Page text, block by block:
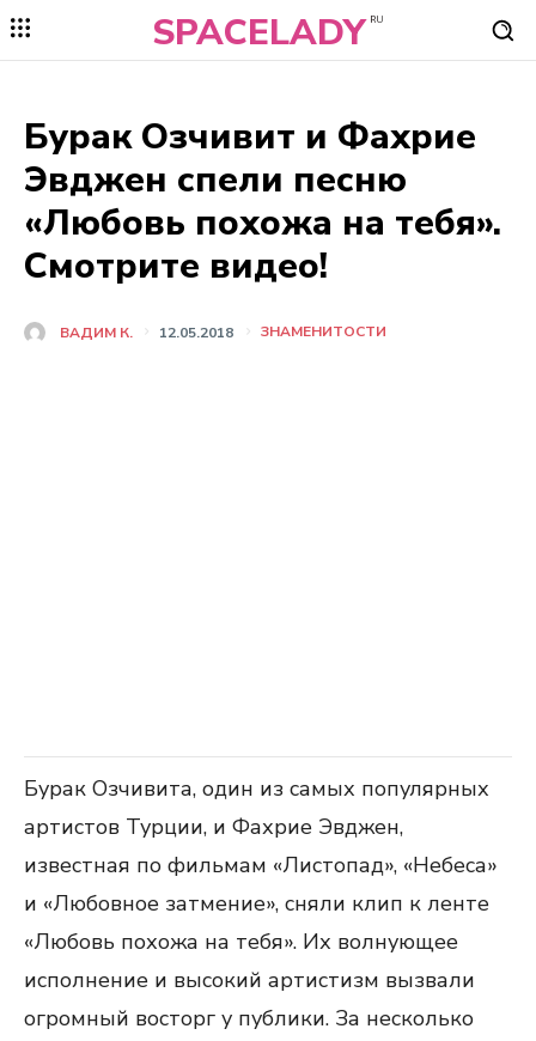
SPACELADY RU
Бурак Озчивит и Фахрие
Эвджен спели песню
«Любовь похожа на тебя».
Смотрите видео!
ВАДИМ К. 12.05.2018 ЗНАМЕНИТОСТИ
Бурак Озчивита, один из самых популярных
артистов Турции, и Фахрие Эвджен,
известная по фильмам «Листопад», «Небеса»
и «Любовное затмение», сняли клип к ленте
«Любовь похожа на тебя». Их волнующее
исполнение и высокий артистизм вызвали
огромный восторг у публики. За несколько